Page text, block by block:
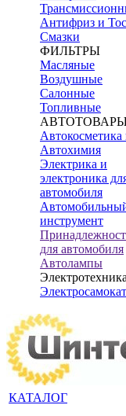
Антифриз и
Смазки
ФИЛЬТРЫ
Масляные
Воздушные
Салонные
Топливные
Автокосметика
Автохимия
Электрика и
электроника
автомобиля
инструмент
для автомобиля
Автолампы
Электротехника
КАТАЛОГ